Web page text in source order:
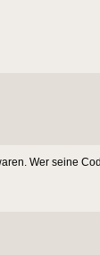
Wer seine